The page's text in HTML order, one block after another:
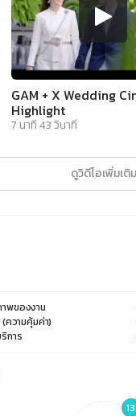
GAM + X Wedding
Highlight
7 นาที43วินาที
ดูวิดีโอเพิ่มเติม
พของงาน
(ความคุ้มค่า)
การ
13